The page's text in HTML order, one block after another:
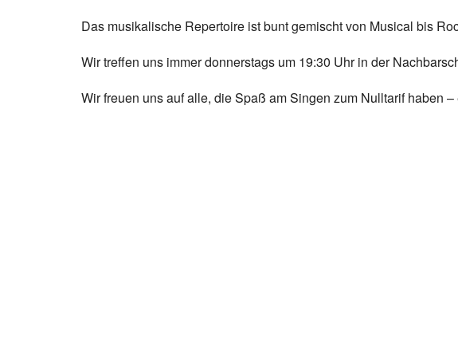
Das musikalische Repertoire ist bunt gemischt von Musical bis
Wir treffen uns immer donnerstags um 19:30 Uhr in der
Wir freuen uns auf alle, die Spaß am Singen zum Nulltarif haben